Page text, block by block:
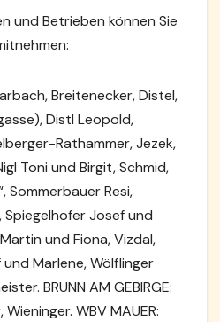
und Betrieben können Sie
Breitenecker, Distel,
Distl Leopold,
Rathammer, Jezek,
Toni und Birgit, Schmid,
Sommerbauer Resi,
Josef und
und Fiona, Vizdal,
Marlene, Wölflinger
BRUNN AM GEBIRGE:
Wieninger. WBV MAUER: